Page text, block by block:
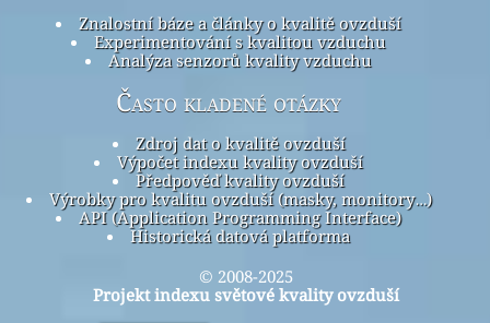
Znalostní báze a články o kvalitě ovzduší
Experimentování s kvalitou vzduchu
Analýza senzorů kvality vzduchu
Často kladené otázky
Zdroj dat o kvalitě ovzduší
Výpočet indexu kvality ovzduší
Předpověď kvality ovzduší
Výrobky pro kvalitu ovzduší (masky, monitory…)
API (Application Programming Interface)
Historická datová platforma
© 2008-2025
Projekt indexu světové kvality ovzduší